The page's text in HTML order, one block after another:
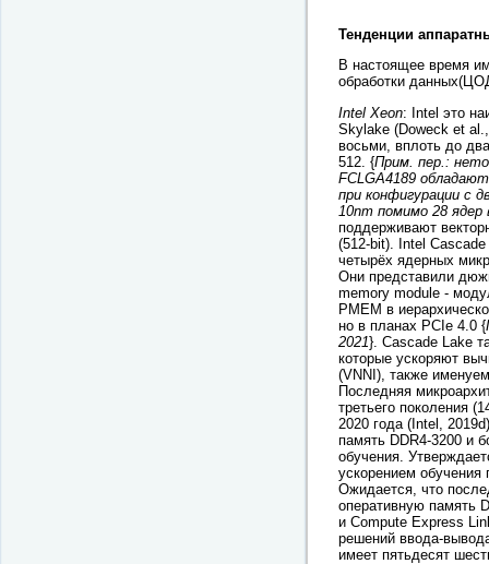
Тенденции
В настоящее время
обработки
Intel Xeon: Intel это
Skylake (Doweck et
восьми, вплоть до
512. {Прим. пер.:
FCLGA4189
при конфигурации с
10nm помимо 28
поддерживают
(512-bit). Intel
четырёх ядерных
Они представили
memory module -
PMEM в
но в планах PCIe 4.0 {
2021}. Cascade Lake
которые ускоряют
(VNNI), также
Последняя
третьего поколения
2020 года (Intel,
память DDR4-3200 и
обучения.
ускорением обучения
Ожидается, что
оперативную память
и Compute Express
решений ввода-
имеет пятьдесят